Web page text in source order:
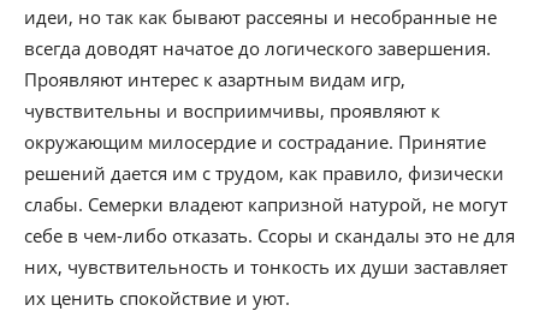
идеи, но так как бывают рассеяны и несобранные не
всегда доводят начатое до логического завершения.
Проявляют интерес к азартным видам игр,
чувствительны и восприимчивы, проявляют к
окружающим милосердие и сострадание. Принятие
решений дается им с трудом, как правило, физически
слабы. Семерки владеют капризной натурой, не могут
себе в чем-либо отказать. Ссоры и скандалы это не для
них, чувствительность и тонкость их души заставляет
их ценить спокойствие и уют.